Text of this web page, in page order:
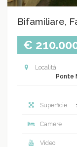
Bifamiliare,
€
Località
Ponte
Superficie
Camere
Video